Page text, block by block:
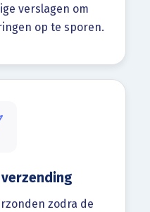
verslagen om
op te sporen.
zodra de